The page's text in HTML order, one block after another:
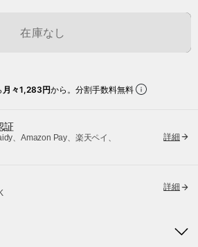
在庫なし
月々1,283円から。分割手数料無料
証
、Amazon Pay、楽天ペイ、
詳細
詳細